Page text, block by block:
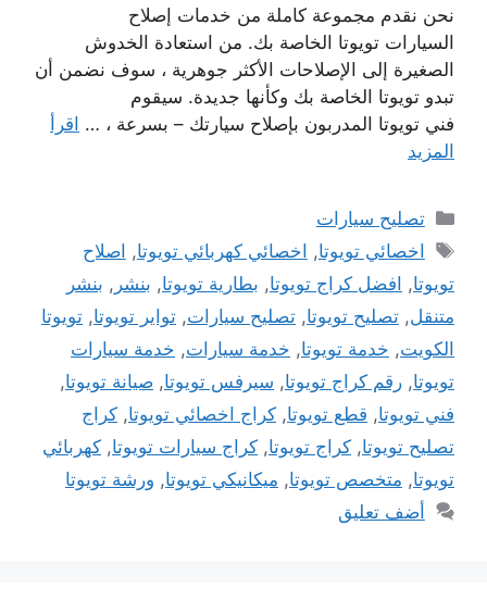
نحن نقدم مجموعة كاملة من خدمات إصلاح
السيارات تويوتا الخاصة بك. من استعادة الخدوش
الصغيرة إلى الإصلاحات الأكثر جوهرية ، سوف نضمن أن
تبدو تويوتا الخاصة بك وكأنها جديدة. سيقوم
فني تويوتا المدربون بإصلاح سيارتك – بسرعة ، … اقرأ
المزيد
التصنيفات
تصليح سيارات
الوسوم
اخصائي تويوتا, اخصائي كهربائي تويوتا, اصلاح
تويوتا, افضل كراج تويوتا, بطارية تويوتا, بنشر , بنشر
متنقل, تصليح تويوتا, تصليح سيارات, تواير تويوتا, تويوتا
الكويت, خدمة تويوتا, خدمة سيارات, خدمة سيارات
تويوتا, رقم كراج تويوتا, سيرفس تويوتا, صيانة تويوتا,
فني تويوتا, قطع تويوتا, كراج اخصائي تويوتا, كراج
تصليح تويوتا, كراج تويوتا, كراج سيارات تويوتا, كهربائي
تويوتا, متخصص تويوتا, ميكانيكي تويوتا, ورشة تويوتا
أضف تعليق